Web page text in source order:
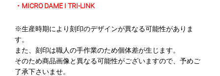
・MICRO DAME I TRI-LINK
※生産時期により刻印のデザインが異なる可能性がありま
す。
また、刻印は職人の手作業のため個体差が生じます。
そのため商品画像と異なる可能性がございますので、予めご
了承下さいませ。